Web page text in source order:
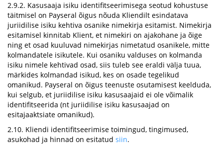
2.9.2. Kasusaaja isiku identifitseerimisega seotud kohustuse
täitmisel on Payseral õigus nõuda Kliendilt esindatava
juriidilise isiku kehtiva osanike nimekirja esitamist. Nimekirja
esitamisel kinnitab Klient, et nimekiri on ajakohane ja õige
ning et osad kuuluvad nimekirjas nimetatud osanikele, mitte
kolmandatele isikutele. Kui osaniku valduses on kolmanda
isiku nimele kehtivad osad, siis tuleb see eraldi välja tuua,
märkides kolmandad isikud, kes on osade tegelikud
omanikud. Payseral on õigus teenuste osutamisest keelduda,
kui selgub, et juriidilise isiku kasusaajaid ei ole võimalik
identifitseerida (nt juriidilise isiku kasusaajad on
esitajaaktsiate omanikud).
2.10. Kliendi identifitseerimise toimingud, tingimused,
asukohad ja hinnad on esitatud siin.